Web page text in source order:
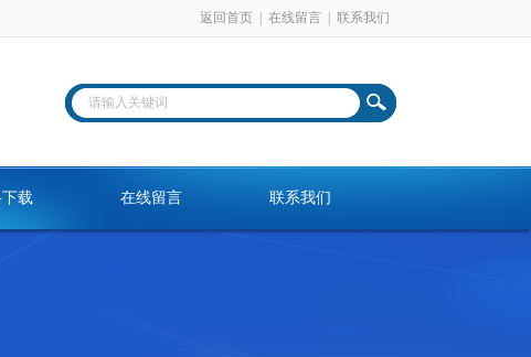
返回首页 在线留言 联系我们
载 在线留言 联系我们